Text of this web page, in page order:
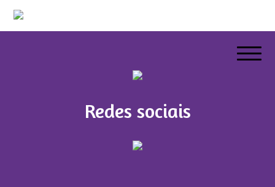
Redes sociais